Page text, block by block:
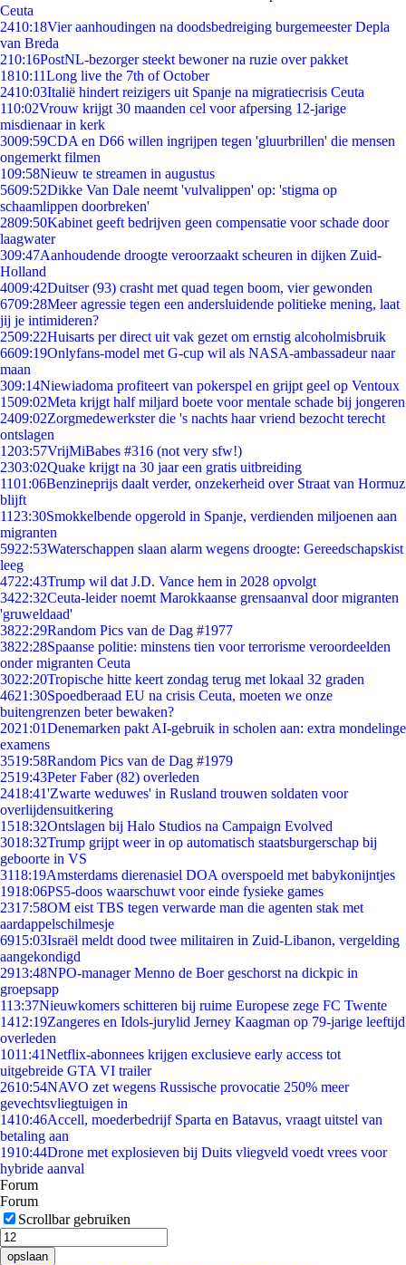
Ceuta
2410:18Vier aanhoudingen na doodsbedreiging burgemeester Depla
van Breda
210:16PostNL-bezorger steekt bewoner na ruzie over pakket
1810:11Long live the 7th of October
2410:03Italië hindert reizigers uit Spanje na migratiecrisis Ceuta
110:02Vrouw krijgt 30 maanden cel voor afpersing 12-jarige
misdienaar in kerk
3009:59CDA en D66 willen ingrijpen tegen 'gluurbrillen' die mensen
ongemerkt filmen
109:58Nieuw te streamen in augustus
5609:52Dikke Van Dale neemt 'vulvalippen' op: 'stigma op
schaamlippen doorbreken'
2809:50Kabinet geeft bedrijven geen compensatie voor schade door
laagwater
309:47Aanhoudende droogte veroorzaakt scheuren in dijken Zuid-
Holland
4009:42Duitser (93) crasht met quad tegen boom, vier gewonden
6709:28Meer agressie tegen een andersluidende politieke mening, laat
jij je intimideren?
2509:22Huisarts per direct uit vak gezet om ernstig alcoholmisbruik
6609:19Onlyfans-model met G-cup wil als NASA-ambassadeur naar
maan
309:14Niewiadoma profiteert van pokerspel en grijpt geel op Ventoux
1509:02Meta krijgt half miljard boete voor mentale schade bij jongeren
2409:02Zorgmedewerkster die 's nachts haar vriend bezocht terecht
ontslagen
1203:57VrijMiBabes #316 (not very sfw!)
2303:02Quake krijgt na 30 jaar een gratis uitbreiding
1101:06Benzineprijs daalt verder, onzekerheid over Straat van Hormuz
blijft
11 23:30Smokkelbende opgerold in Spanje, verdienden miljoenen aan
migranten
5922:53Waterschappen slaan alarm wegens droogte: Gereedschapskist
leeg
4722:43Trump wil dat J.D. Vance hem in 2028 opvolgt
3422:32Ceuta-leider noemt Marokkaanse grensaanval door migranten
'gruweldaad'
3822:29Random Pics van de Dag #1977
3822:28Spaanse politie: minstens tien voor terrorisme veroordeelden
onder migranten Ceuta
3022:20Tropische hitte keert zondag terug met lokaal 32 graden
4621:30Spoedberaad EU na crisis Ceuta, moeten we onze
buitengrenzen beter bewaken?
2021:01Denemarken pakt AI-gebruik in scholen aan: extra mondelinge
examens
3519:58Random Pics van de Dag #1979
2519:43Peter Faber (82) overleden
2418:41'Zwarte weduwes' in Rusland trouwen soldaten voor
overlijdensuitkering
1518:32Ontslagen bij Halo Studios na Campaign Evolved
3018:32Trump grijpt weer in op automatisch staatsburgerschap bij
geboorte in VS
3118:19Amsterdams dierenasiel DOA overspoeld met babykonijntjes
1918:06PS5-doos waarschuwt voor einde fysieke games
2317:58OM eist TBS tegen verwarde man die agenten stak met
aardappelschilmesje
6915:03Israël meldt dood twee militairen in Zuid-Libanon, vergelding
aangekondigd
2913:48NPO-manager Menno de Boer geschorst na dickpic in
groepsapp
113:37Nieuwkomers schitteren bij ruime Europese zege FC Twente
1412:19Zangeres en Idols-jurylid Jerney Kaagman op 79-jarige leeftijd
overleden
1011:41Netflix-abonnees krijgen exclusieve early access tot
uitgebreide GTA VI trailer
2610:54NAVO zet wegens Russische provocatie 250% meer
gevechtsvliegtuigen in
1410:46Accell, moederbedrijf Sparta en Batavus, vraagt uitstel van
betaling aan
1910:44Drone met explosieven bij Duits vliegveld voedt vrees voor
hybride aanval
Forum
Forum
Scrollbar gebruiken
opslaan